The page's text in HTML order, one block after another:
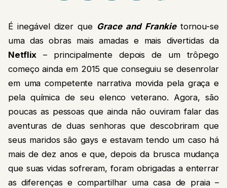
É inegável dizer que Grace and Frankietornou-se
uma das obras mais amadas e mais divertidas da
Netflix – principalmente depois de um trôpego
começo ainda em 2015 que conseguiu se desenrolar
em uma competente narrativa movida pela graça e
pela química de seu elenco veterano. Agora, são
poucas as pessoas que ainda não ouviram falar das
aventuras de duas senhoras que descobriram que
seus maridos são gays e estavam tendo um caso há
mais de dez anos e que, depois da brusca mudança
que suas vidas sofreram, foram obrigadas a enterrar
as diferenças e compartilhar uma casa de praia –